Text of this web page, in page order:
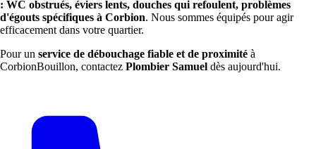
: WC obstrués, éviers lents, douches qui refoulent, problèmes
d'égouts spécifiques à Corbion. Nous sommes équipés pour agir
efficacement dans votre quartier.
Pour un service de débouchage fiable et de proximité à
CorbionBouillon, contactez Plombier Samuel dès aujourd'hui.